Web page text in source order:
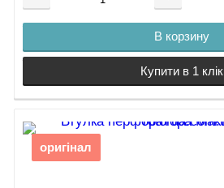
В корзину
Купити в 1 клік
оригінал